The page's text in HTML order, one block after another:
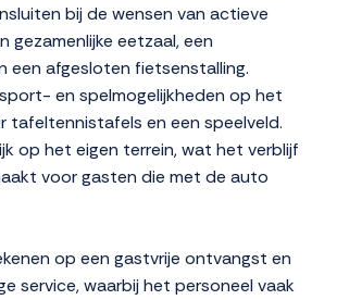
bij de wensen van actieve
gezamenlijke eetzaal, een
een afgesloten fietsenstalling.
en spelmogelijkheden op het
tafeltennistafels en een speelveld.
op het eigen terrein, wat het verblijf
voor gasten die met de auto
op een gastvrije ontvangst en
service, waarbij het personeel vaak